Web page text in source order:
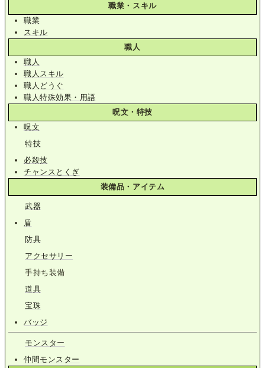
職業・スキル
職業
スキル
職人
職人
職人スキル
職人どうぐ
職人特殊効果・用語
呪文・特技
呪文
特技
必殺技
チャンスとくぎ
装備品・アイテム
武器
盾
防具
アクセサリー
手持ち装備
道具
宝珠
バッジ
モンスター
仲間モンスター